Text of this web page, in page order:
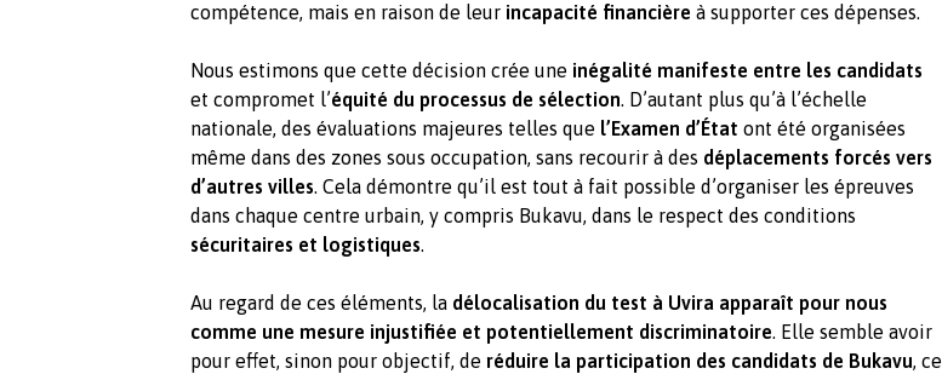
compétence, mais en raison de leur incapacité financière à supporter ces dépenses.
Nous estimons que cette décision crée une inégalité manifeste entre les candidats
et compromet l’équité du processus de sélection. D’autant plus qu’à l’échelle
nationale, des évaluations majeures telles que l’Examen d’État ont été organisées
même dans des zones sous occupation, sans recourir à des déplacements forcés vers
d’autres villes. Cela démontre qu’il est tout à fait possible d’organiser les épreuves
dans chaque centre urbain, y compris Bukavu, dans le respect des conditions
sécuritaires et logistiques.
Au regard de ces éléments, la délocalisation du test à Uvira apparaît pour nous
comme une mesure injustifiée et potentiellement discriminatoire. Elle semble avoir
pour effet, sinon pour objectif, de réduire la participation des candidats de Bukavu, ce